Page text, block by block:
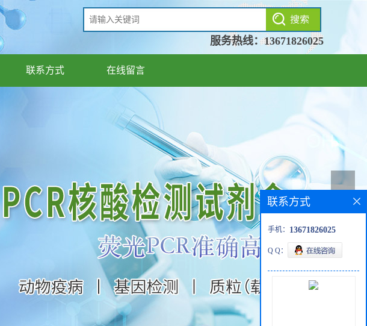
服务热线：13671826025
联系方式 在线留言
联系方式
手机： 13671826025
Q Q：